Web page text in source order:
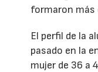
formaron más
El perfil de la
pasado en la
mujer de 36 a